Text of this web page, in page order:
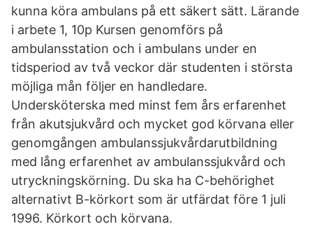
kunna köra ambulans på ett säkert sätt. Lärande
i arbete 1, 10p Kursen genomförs på
ambulansstation och i ambulans under en
tidsperiod av två veckor där studenten i största
möjliga mån följer en handledare.
Undersköterska med minst fem års erfarenhet
från akutsjukvård och mycket god körvana eller
genomgången ambulanssjukvårdarutbildning
med lång erfarenhet av ambulanssjukvård och
utryckningskörning. Du ska ha C-behörighet
alternativt B-körkort som är utfärdat före 1 juli
1996. Körkort och körvana.